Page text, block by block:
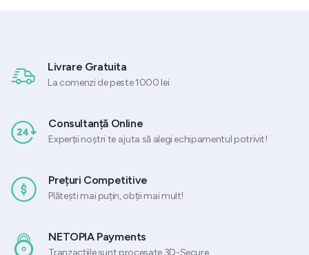
Livrare Gratuita
La comenzi de peste 1000 lei
Consultanță Online
Experții noștri te ajuta să alegi echipamentul potrivit!
Prețuri Competitive
Plătești mai puțin, obții mai mult!
NETOPIA Payments
Tranzacțiile sunt procesate 3D-Secure